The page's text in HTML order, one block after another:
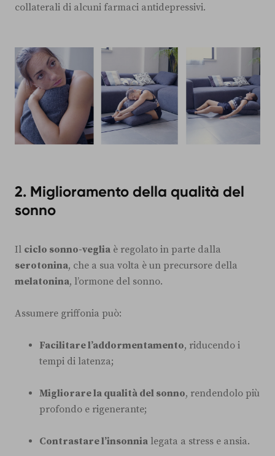
collaterali di alcuni farmaci antidepressivi.
2. Miglioramento della qualità del
sonno
Il ciclo sonno-veglia è regolato in parte dalla
serotonina, che a sua volta è un precursore della
melatonina, l’ormone del sonno.
Assumere griffonia può:
Facilitare l’addormentamento, riducendo i
tempi di latenza;
Migliorare la qualità del sonno, rendendolo più
profondo e rigenerante;
Contrastare l’insonnia legata a stress e ansia.